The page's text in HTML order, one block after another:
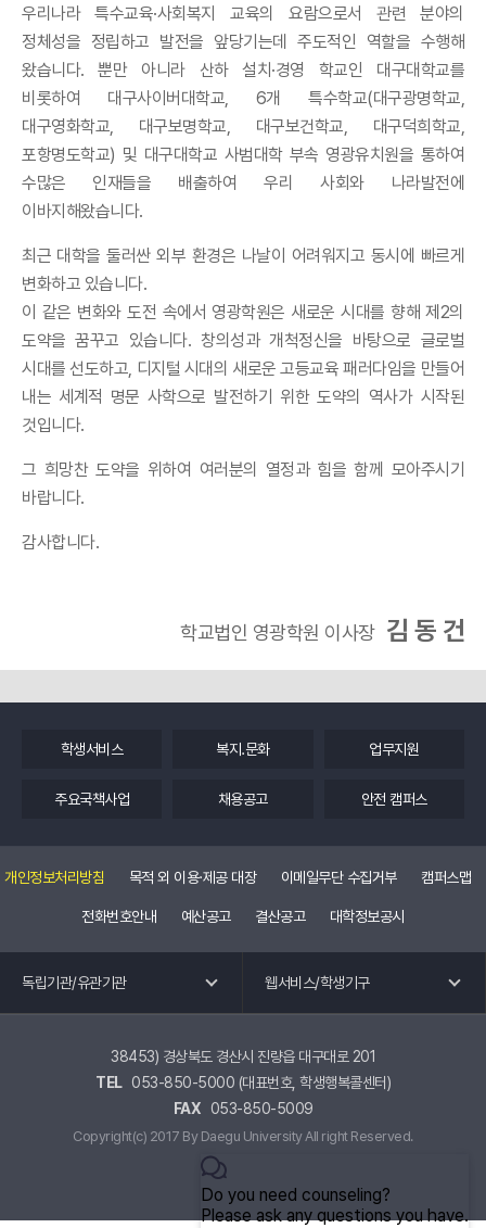
우리나라 특수교육·사회복지 교육의 요람으로서 관련 분야의
정체성을 정립하고 발전을 앞당기는데 주도적인 역할을 수행해
왔습니다. 뿐만 아니라 산하 설치·경영 학교인 대구대학교를
비롯하여 대구사이버대학교, 6개 특수학교(대구광명학교,
대구영화학교, 대구보명학교, 대구보건학교, 대구덕희학교,
포항명도학교) 및 대구대학교 사범대학 부속 영광유치원을 통하여
수많은 인재들을 배출하여 우리 사회와 나라발전에
이바지해왔습니다.
최근 대학을 둘러싼 외부 환경은 나날이 어려워지고 동시에 빠르게
변화하고 있습니다.
이 같은 변화와 도전 속에서 영광학원은 새로운 시대를 향해 제2의
도약을 꿈꾸고 있습니다. 창의성과 개척정신을 바탕으로 글로벌
시대를 선도하고, 디지털 시대의 새로운 고등교육 패러다임을 만들어
내는 세계적 명문 사학으로 발전하기 위한 도약의 역사가 시작된
것입니다.
그 희망찬 도약을 위하여 여러분의 열정과 힘을 함께 모아주시기
바랍니다.
감사합니다.
학교법인 영광학원 이사장 김 동 건
학생서비스 복지.문화 업무지원
주요국책사업 채용공고 안전 캠퍼스
개인정보처리방침 목적 외 이용·제공 대장 이메일무단 수집거부 캠퍼스맵
전화번호안내 예산공고 결산공고 대학정보공시
독립기관/유관기관
교수회
노동조합
총동창회
웹서비스/학생기구
공학교육혁신센터
국제교류.외국어특강
교육혁신원
총학생회
38453) 경상북도 경산시 진량읍 대구대로 201
TEL 053-850-5000 (대표번호, 학생행복콜센터)
FAX
053-850-5009
Copyright(c) 2017 By Daegu University All right Reserved.